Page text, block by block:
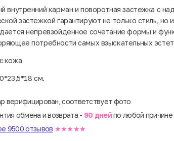
внутренний карман и поворотная застежка с
застежкой гарантируют не только стиль, но
непревзойденное сочетание формы и
потребности самых взыскательных
кожа
см.
верифицирован, соответствует фото
обмена и возврата - 90 днейпо любой причине
9500 отзывов ★★★★★